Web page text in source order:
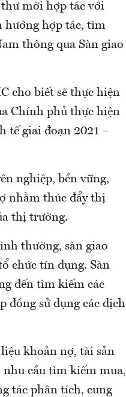
mời hợp tác với
hướng hợp tác, tìm
thông qua Sàn giao
cho biết sẽ thực hiện
Chính phủ thực hiện
tế giai đoạn 2021 –
nghiệp, bền vững,
nhằm thúc đẩy thị
thị trường.
thường, sàn giao
chức tín dụng. Sàn
đến tìm kiếm các
đồng sử dụng các dịch
khoản nợ, tài sản
nhu cầu tìm kiếm mua,
tác phân tích, cung